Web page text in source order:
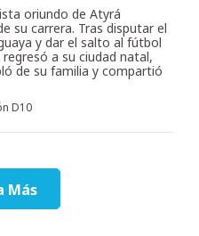
oriundo de Atyrá
su carrera. Tras disputar el
y dar el salto al fútbol
a su ciudad natal,
de su familia y compartió
D10
Más